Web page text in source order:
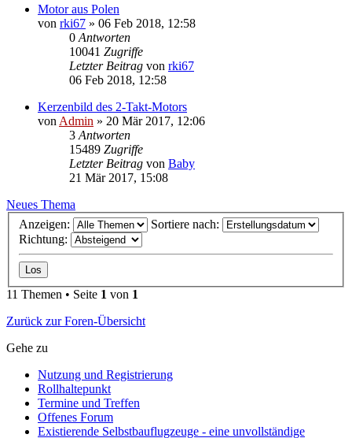
Motor aus Polen
von rki67 » 06 Feb 2018, 12:58
0 Antworten
10041 Zugriffe
Letzter Beitrag von rki67
06 Feb 2018, 12:58
Kerzenbild des 2-Takt-Motors
von Admin » 20 Mär 2017, 12:06
3 Antworten
15489 Zugriffe
Letzter Beitrag von Baby
21 Mär 2017, 15:08
Neues Thema
Anzeigen:
Sortiere nach:
Richtung:
11 Themen • Seite 1 von 1
Zurück zur Foren-Übersicht
Gehe zu
Nutzung und Registrierung
Rollhaltepunkt
Termine und Treffen
Offenes Forum
Existierende Selbstbauflugzeuge - eine unvollständige